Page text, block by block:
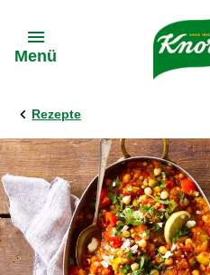
Menü
Rezepte